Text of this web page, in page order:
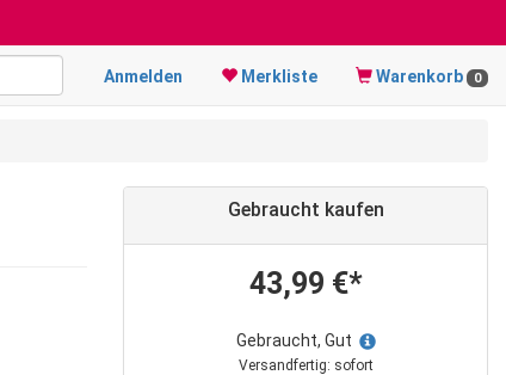
Anmelden Merkliste Warenkorb 0
Gebraucht kaufen
43,99 €*
Gebraucht, Gut
Versandfertig: sofort